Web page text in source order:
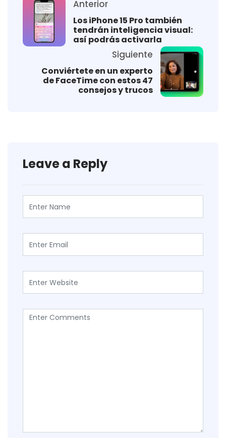
Anterior
Los iPhone 15 Pro también
tendrán inteligencia visual:
así podrás activarla
Siguiente
Conviértete en un experto
de FaceTime con estos 47
consejos y trucos
Leave a Reply